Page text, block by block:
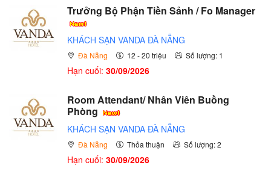
Trưởng Bộ Phận Tiền Sảnh / Fo Manager
KHÁCH SẠN VANDA ĐÀ NẴNG
Đà Nẵng 12 - 20 triệu Số lượng: 1
Hạn cuối: 30/09/2026
Room Attendant/ Nhân Viên Buồng
Phòng
KHÁCH SẠN VANDA ĐÀ NẴNG
Đà Nẵng Thỏa thuận Số lượng: 2
Hạn cuối: 30/09/2026